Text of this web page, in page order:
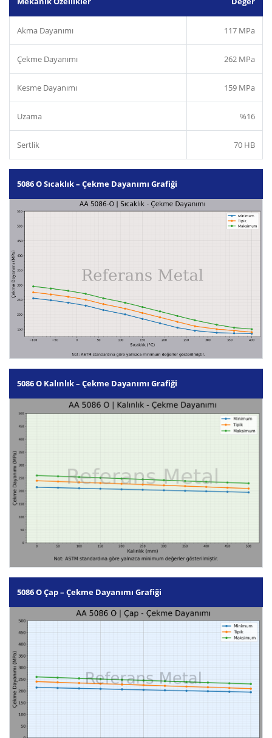
Akma Dayanımı 117 MPa
Çekme Dayanımı 262 MPa
Kesme Dayanımı 159 MPa
Uzama %16
Sertlik 70 HB
5086 O Sıcaklık – Çekme Dayanımı Grafiği
5086 O Kalınlık – Çekme Dayanımı Grafiği
5086 O Çap – Çekme Dayanımı Grafiği